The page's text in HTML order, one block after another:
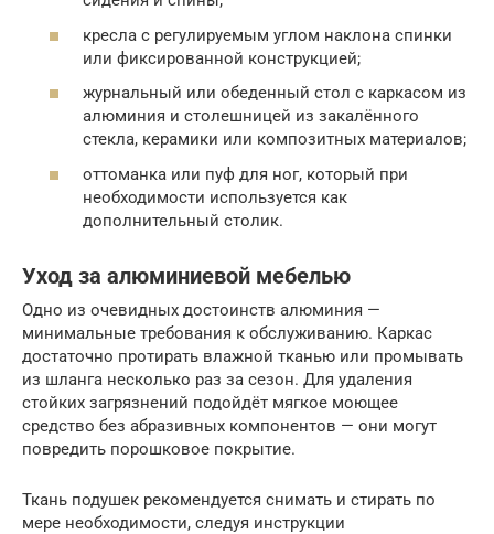
кресла с регулируемым углом наклона спинки
или фиксированной конструкцией;
журнальный или обеденный стол с каркасом из
алюминия и столешницей из закалённого
стекла, керамики или композитных материалов;
оттоманка или пуф для ног, который при
необходимости используется как
дополнительный столик.
Уход за алюминиевой мебелью
Одно из очевидных достоинств алюминия —
минимальные требования к обслуживанию. Каркас
достаточно протирать влажной тканью или промывать
из шланга несколько раз за сезон. Для удаления
стойких загрязнений подойдёт мягкое моющее
средство без абразивных компонентов — они могут
повредить порошковое покрытие.
Ткань подушек рекомендуется снимать и стирать по
мере необходимости, следуя инструкции